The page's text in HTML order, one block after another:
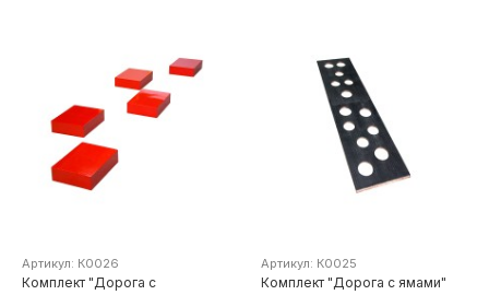
Артикул: К0026
Комплект "Дорога с
Артикул: К0025
Комплект "Дорога с ямами"